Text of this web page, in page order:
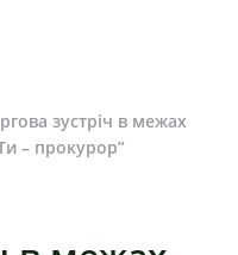
зустріч в межах
– прокурор”